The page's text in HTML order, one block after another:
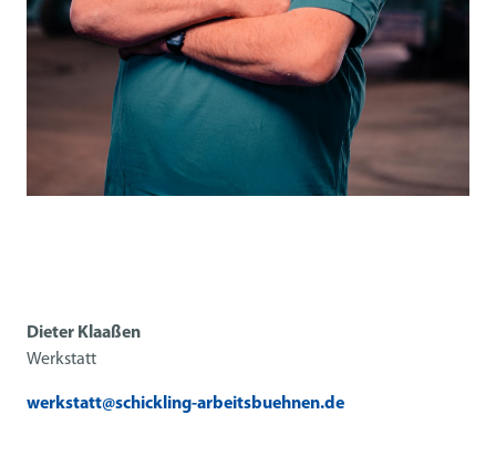
Dieter Klaaßen
Werkstatt
werkstatt@schickling-arbeitsbuehnen.de